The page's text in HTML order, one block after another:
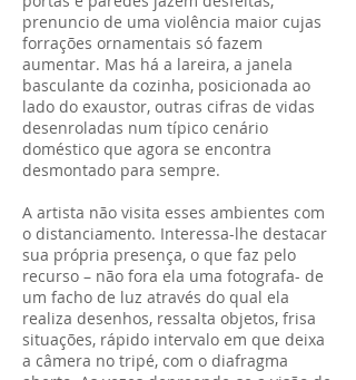
prenuncio de uma violência maior cujas
forrações ornamentais só fazem
aumentar. Mas há a lareira, a janela
basculante da cozinha, posicionada ao
lado do exaustor, outras cifras de vidas
desenroladas num típico cenário
doméstico que agora se encontra
desmontado para sempre.
A artista não visita esses ambientes com
o distanciamento. Interessa-lhe destacar
sua própria presença, o que faz pelo
recurso – não fora ela uma fotografa- de
um facho de luz através do qual ela
realiza desenhos, ressalta objetos, frisa
situações, rápido intervalo em que deixa
a câmera no tripé, com o diafragma